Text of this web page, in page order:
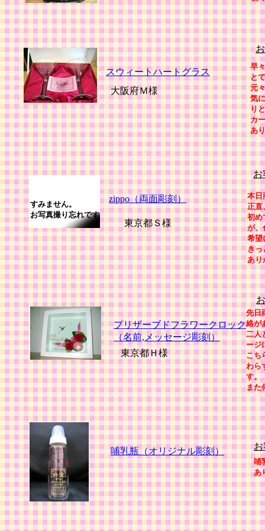
すみません。
お写真撮り忘れです
東京都Ｓ様
お
本日
正直
初め
が、
希望
きっ
あり
zippo（両面彫刻）
哺乳瓶（オリジナル彫刻）
お
哺
あ
プリザーブドフラワークロック
（名前,メッセージ彫刻）
東京都Ｈ様
先日
絡が
二人
ージ
こち
わら
す。
また
早
と
元
気
り
カ
あ
スウィートハートグラス
大阪府Ｍ様